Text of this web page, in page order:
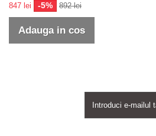
847 lei -5% 892 lei
Adauga in cos